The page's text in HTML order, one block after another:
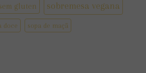
gluten sobremesa vegana
doce sopa de maçã